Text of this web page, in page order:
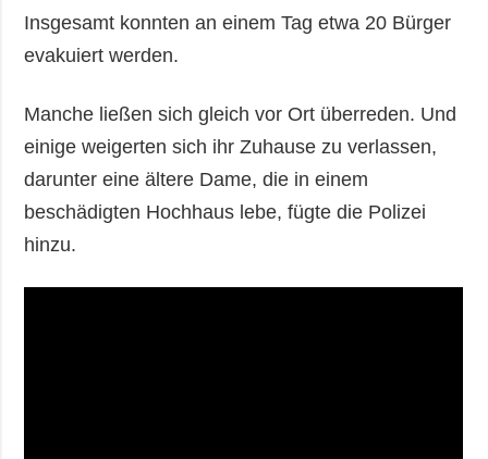
Insgesamt konnten an einem Tag etwa 20 Bürger
evakuiert werden.
Manche ließen sich gleich vor Ort überreden. Und
einige weigerten sich ihr Zuhause zu verlassen,
darunter eine ältere Dame, die in einem
beschädigten Hochhaus lebe, fügte die Polizei
hinzu.